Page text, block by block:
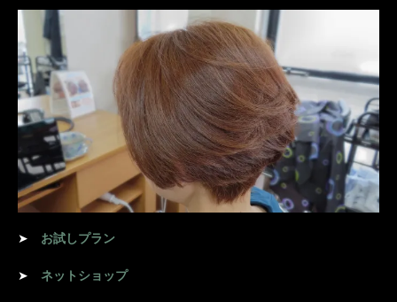
➤ お試しプラン
➤ ネットショップ